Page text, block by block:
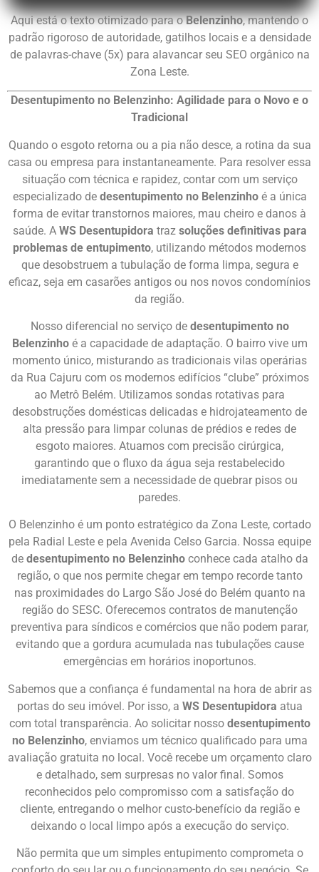
Aqui está o texto otimizado para oBelenzinho, mantendo o
padrão rigoroso de autoridade, gatilhos locais e a densidade
de palavras-chave (5x) para alavancar seu SEO orgânico na
Zona Leste.
Desentupimento no Belenzinho: Agilidade para o Novo e o
Tradicional
Quando o esgoto retorna ou a pia não desce, a rotina da sua
casa ou empresa para instantaneamente. Para resolver essa
situação com técnica e rapidez, contar com um serviço
especializado de desentupimento no Belenzinhoé a única
forma de evitar transtornos maiores, mau cheiro e danos à
saúde. A WS Desentupidora traz soluções definitivas para
problemas de entupimento, utilizando métodos modernos
que desobstruem a tubulação de forma limpa, segura e
eficaz, seja em casarões antigos ou nos novos condomínios
da região.
Nosso diferencial no serviço de desentupimento no
Belenzinhoé a capacidade de adaptação. O bairro vive um
momento único, misturando as tradicionais vilas operárias
da Rua Cajuru com os modernos edifícios “clube” próximos
ao Metrô Belém. Utilizamos sondas rotativas para
desobstruções domésticas delicadas e hidrojateamento de
alta pressão para limpar colunas de prédios e redes de
esgoto maiores. Atuamos com precisão cirúrgica,
garantindo que o fluxo da água seja restabelecido
imediatamente sem a necessidade de quebrar pisos ou
paredes.
O Belenzinho é um ponto estratégico da Zona Leste, cortado
pela Radial Leste e pela Avenida Celso Garcia. Nossa equipe
de desentupimento no Belenzinhoconhece cada atalho da
região, o que nos permite chegar em tempo recorde tanto
nas proximidades do Largo São José do Belém quanto na
região do SESC. Oferecemos contratos de manutenção
preventiva para síndicos e comércios que não podem parar,
evitando que a gordura acumulada nas tubulações cause
emergências em horários inoportunos.
Sabemos que a confiança é fundamental na hora de abrir as
portas do seu imóvel. Por isso, a WS Desentupidora atua
com total transparência. Ao solicitar nosso desentupimento
no Belenzinho, enviamos um técnico qualificado para uma
avaliação gratuita no local. Você recebe um orçamento claro
e detalhado, sem surpresas no valor final. Somos
reconhecidos pelo compromisso com a satisfação do
cliente, entregando o melhor custo-benefício da região e
deixando o local limpo após a execução do serviço.
Não permita que um simples entupimento comprometa o